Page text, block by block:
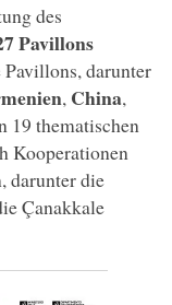
des
Pavillons
Pavillons, darunter
, China,
19 thematischen
Kooperationen
darunter die
Çanakkale